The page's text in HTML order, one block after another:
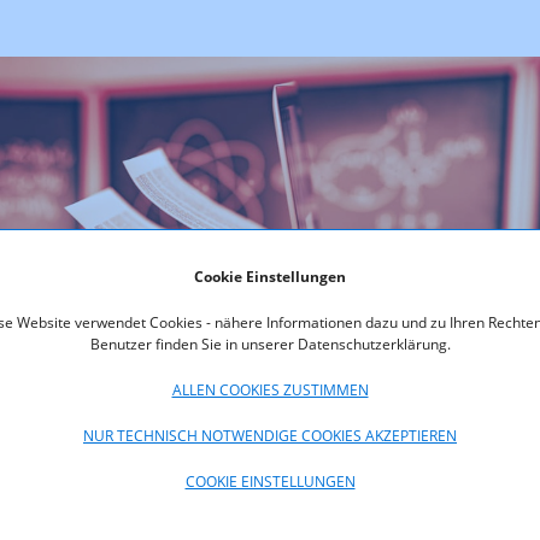
Cookie Einstellungen
Website verwendet Cookies - nähere Informationen dazu und zu Ihren
Benutzer finden Sie in unserer Datenschutzerklärung.
ALLEN COOKIES ZUSTIMMEN
NUR TECHNISCH NOTWENDIGE COOKIES AKZEPTIEREN
COOKIE EINSTELLUNGEN